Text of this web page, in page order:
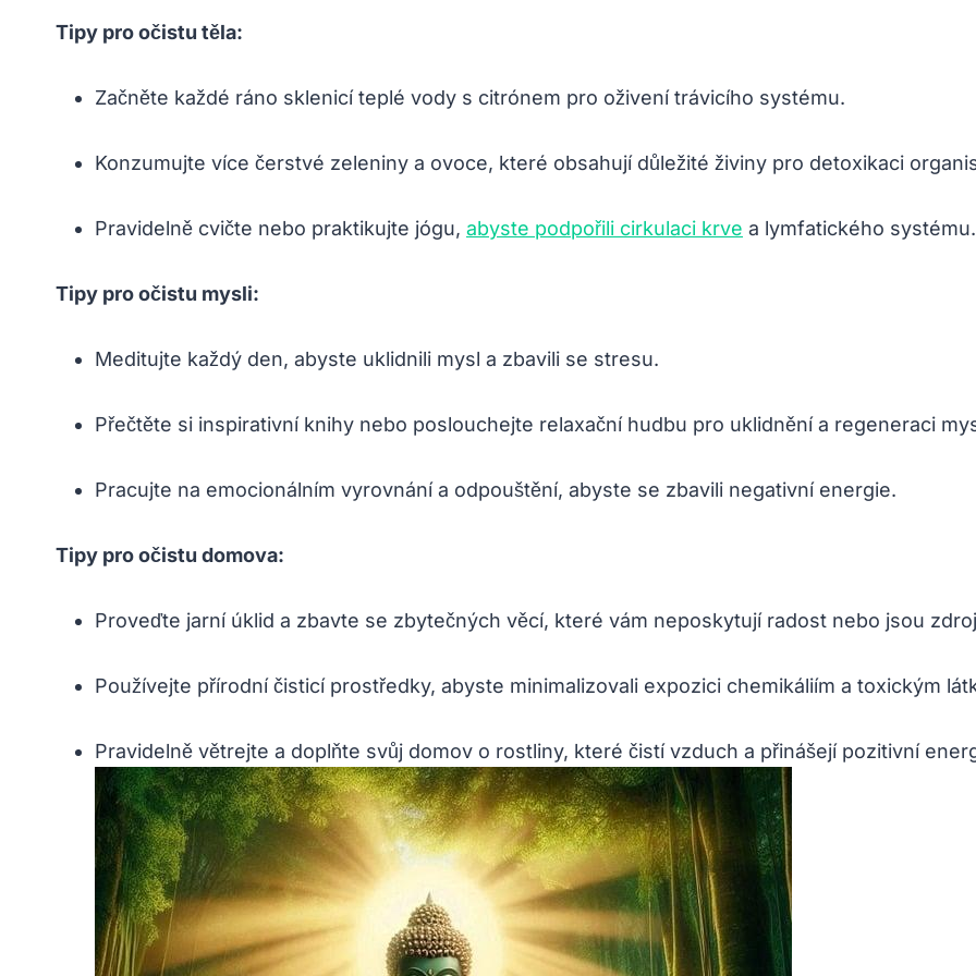
Tipy pro očistu těla:
Začněte každé ráno sklenicí teplé vody s citrónem pro oživení trávicího systému.
Konzumujte více čerstvé zeleniny a ovoce, které obsahují důležité živiny pro detoxikaci
Pravidelně cvičte nebo praktikujte jógu, abyste podpořili cirkulaci krve a lymfatického systému.
Tipy pro očistu mysli:
Meditujte každý den, abyste uklidnili mysl a zbavili se stresu.
Přečtěte si inspirativní knihy nebo poslouchejte relaxační hudbu pro uklidnění a regeneraci
Pracujte na emocionálním vyrovnání a odpouštění, abyste se zbavili negativní energie.
Tipy pro očistu domova:
Proveďte jarní úklid a zbavte se zbytečných věcí, které vám neposkytují radost nebo jsou
Používejte přírodní čisticí prostředky, abyste minimalizovali expozici chemikáliím a toxickým
Pravidelně větrejte a doplňte svůj domov o rostliny, které čistí vzduch a přinášejí pozitivní